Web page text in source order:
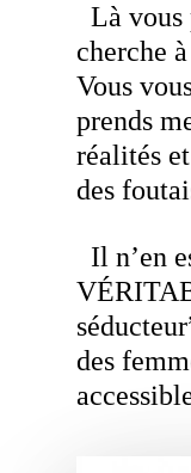
Là vous
cherche
Vous
prends
réalités
des
Il n’en
des